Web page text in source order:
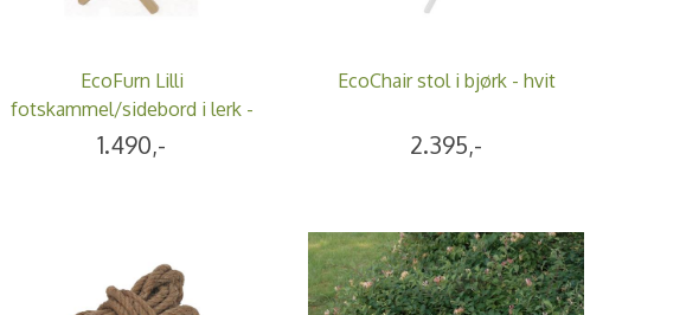
EcoFurn Lilli
fotskammel/sidebord i lerk -
natur
1.490,-
EcoChair stol i bjørk - hvit
2.395,-